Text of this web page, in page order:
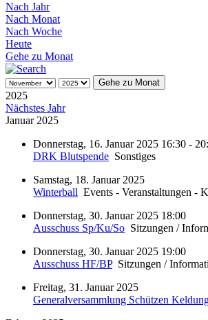
Nach Jahr
Nach Monat
Nach Woche
Heute
Gehe zu Monat
Gehe zu Monat
2025
Nächstes Jahr
Januar 2025
Donnerstag, 16. Januar 2025 16:30 -
DRK Blutspende Sonstiges
Samstag, 18. Januar 2025
Winterball Events - Veranstaltungen -
Donnerstag, 30. Januar 2025 18:00
Ausschuss Sp/Ku/So Sitzungen /
Donnerstag, 30. Januar 2025 19:00
Ausschuss HF/BPSitzungen /
Freitag, 31. Januar 2025
Generalversammlung Schützen